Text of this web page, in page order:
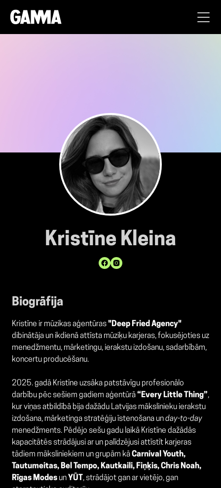
Kristīne Kleina
Biogrāfija
Kristīne ir mūzikas aģentūras "Deep Fried Agency"
dibinātāja un ikdienā attīsta mūziķu karjeras, fokusējoties uz
menedžmentu, mārketingu, ierakstu izdošanu, sadarbībām,
koncertu producēšanu.
2025. gadā Kristīne uzsāka patstāvīgu profesionālo
darbību pēc sešiem gadiem aģentūrā“Every Little Thing”,
kur viņas atbildībā bija dažādu Latvijas mākslinieku ierakstu
izdošana, mārketinga stratēģiju īstenošana unday-to-day
menedžments. Pēdējo sešu gadu laikā Kristīne dažādās
kapacitātēs strādājusi ar un palīdzējusi attīstīt karjeras
tādiem māksliniekiem un grupām kāCarnival Youth,
Tautumeitas, Bel Tempo, Kautkaili, Fiņķis, Chris Noah,
Rīgas Modes un YŪT , strādājot gan ar vietējo, gan